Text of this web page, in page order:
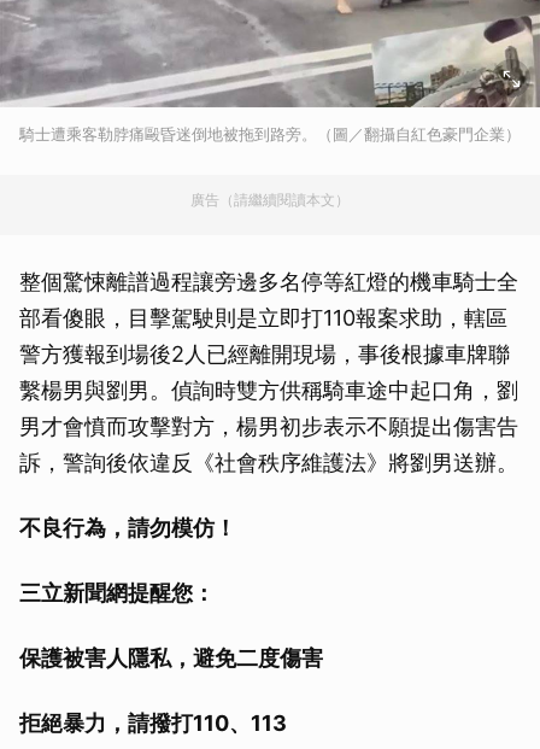
騎士遭乘客勒脖痛毆昏迷倒地被拖到路旁。（圖／翻攝自紅色豪門企業）
廣告（請繼續閱讀本文）
整個驚悚離譜過程讓旁邊多名停等紅燈的機車騎士全
部看傻眼，目擊駕駛則是立即打110報案求助，轄區
警方獲報到場後2人已經離開現場，事後根據車牌聯
繫楊男與劉男。偵詢時雙方供稱騎車途中起口角，劉
男才會憤而攻擊對方，楊男初步表示不願提出傷害告
訴，警詢後依違反《社會秩序維護法》將劉男送辦。
不良行為，請勿模仿！
三立新聞網提醒您：
保護被害人隱私，避免二度傷害
拒絕暴力，請撥打110、113